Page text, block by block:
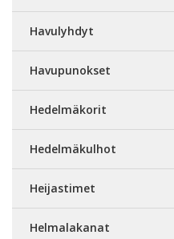
Havulyhdyt
Havupunokset
Hedelmäkorit
Hedelmäkulhot
Heijastimet
Helmalakanat